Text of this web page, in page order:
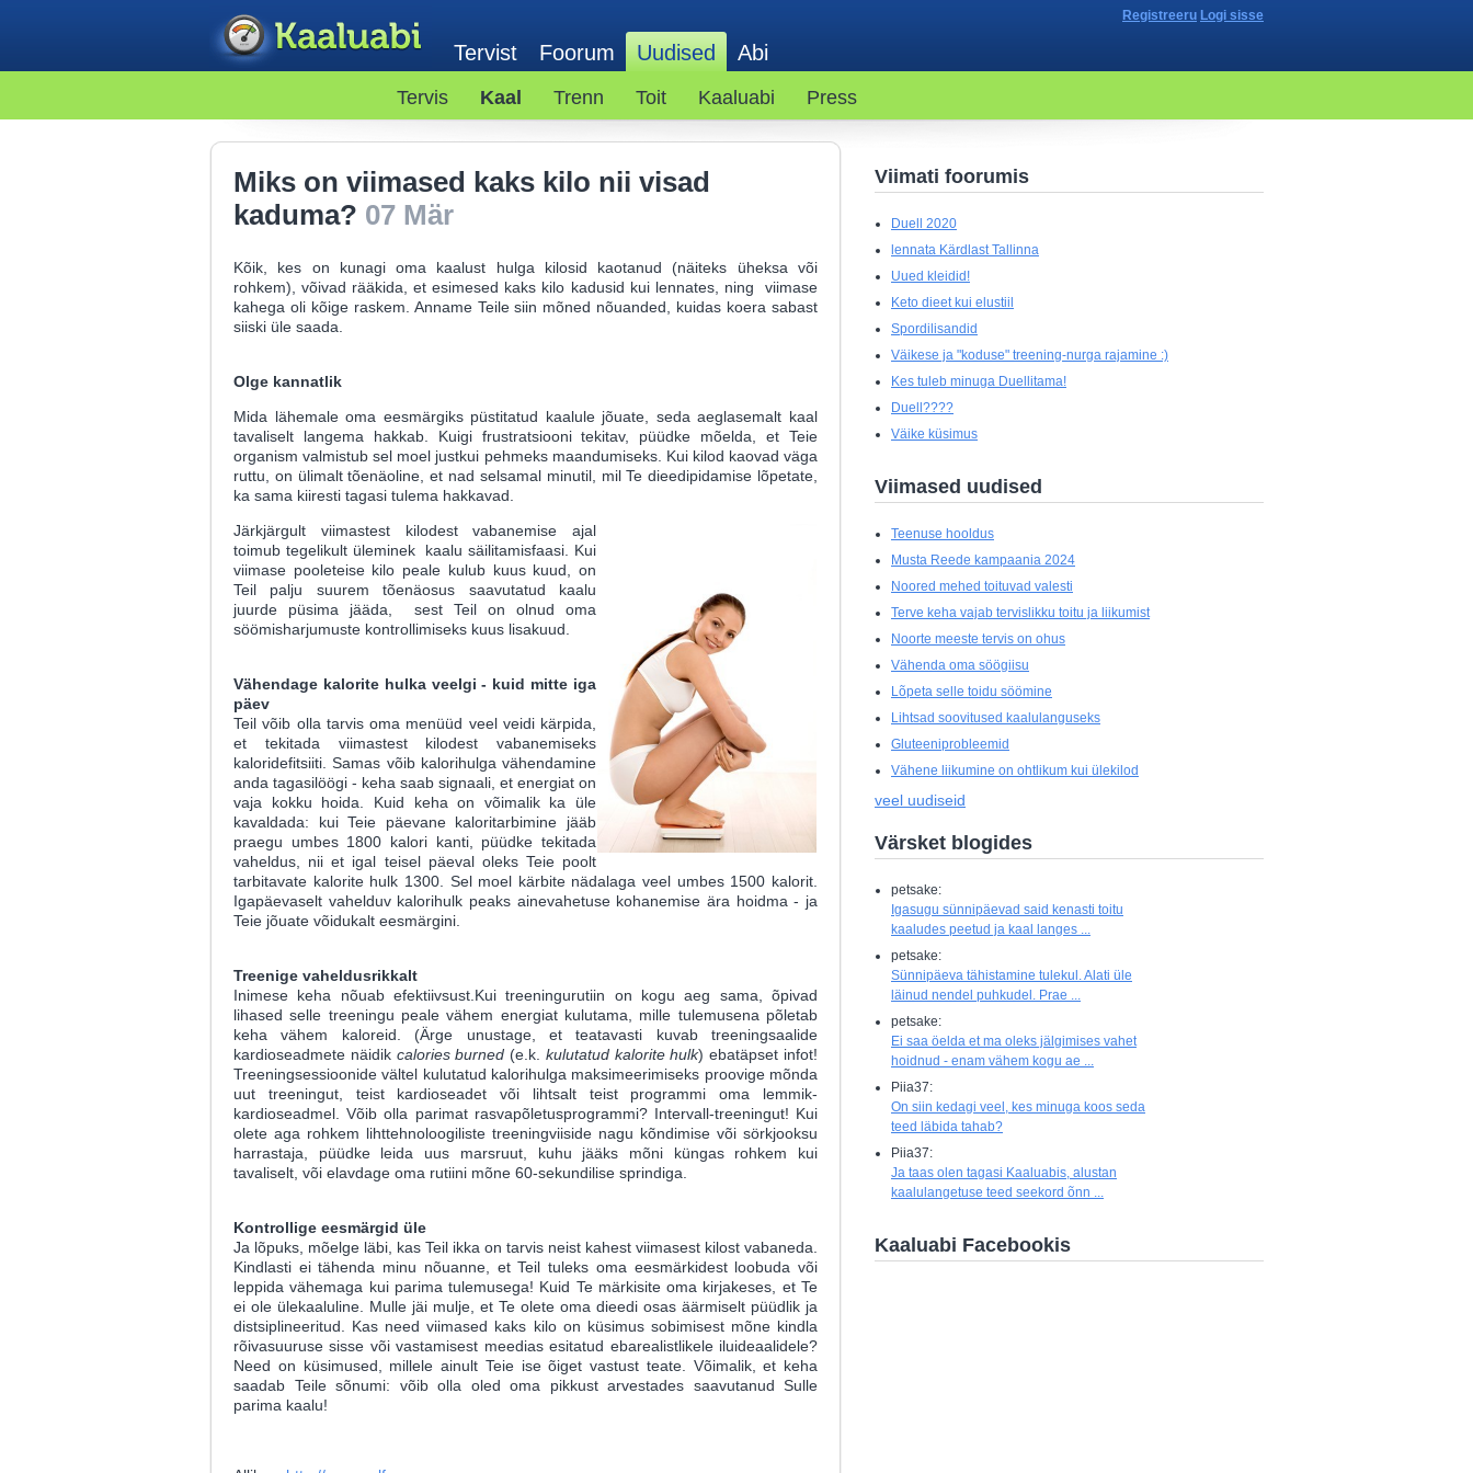
Registreeru Logi sisse
Tervist Foorum Uudised Abi
Tervis Kaal Trenn Toit Kaaluabi Press
Miks on viimased kaks kilo nii visad
kaduma? 07 Mär
Kõik, kes on kunagi oma kaalust hulga kilosid kaotanud (näiteks üheksa või
rohkem), võivad rääkida, et esimesed kaks kilo kadusid kui lennates, ning viimase
kahega oli kõige raskem. Anname Teile siin mõned nõuanded, kuidas koera sabast
siiski üle saada.
Olge kannatlik
Mida lähemale oma eesmärgiks püstitatud kaalule jõuate, seda aeglasemalt kaal
tavaliselt langema hakkab. Kuigi frustratsiooni tekitav, püüdke mõelda, et Teie
organism valmistub sel moel justkui pehmeks maandumiseks. Kui kilod kaovad väga
ruttu, on ülimalt tõenäoline, et nad selsamal minutil, mil Te dieedipidamise lõpetate,
ka sama kiiresti tagasi tulema hakkavad.
Järkjärgult viimastest kilodest vabanemise ajal
toimub tegelikult üleminek kaalu säilitamisfaasi. Kui
viimase pooleteise kilo peale kulub kuus kuud, on
Teil palju suurem tõenäosus saavutatud kaalu
juurde püsima jääda, sest Teil on olnud oma
söömisharjumuste kontrollimiseks kuus lisakuud.
Vähendage kalorite hulka veelgi - kuid mitte iga
päev
Teil võib olla tarvis oma menüüd veel veidi kärpida,
et tekitada viimastest kilodest vabanemiseks
kaloridefitsiiti. Samas võib kalorihulga vähendamine
anda tagasilöögi - keha saab signaali, et energiat on
vaja kokku hoida. Kuid keha on võimalik ka üle
kavaldada: kui Teie päevane kaloritarbimine jääb
praegu umbes 1800 kalori kanti, püüdke tekitada
vaheldus, nii et igal teisel päeval oleks Teie poolt
tarbitavate kalorite hulk 1300. Sel moel kärbite nädalaga veel umbes 1500 kalorit.
Igapäevaselt vahelduv kalorihulk peaks ainevahetuse kohanemise ära hoidma - ja
Teie jõuate võidukalt eesmärgini.
Treenige vaheldusrikkalt
Inimese keha nõuab efektiivsust.Kui treeningurutiin on kogu aeg sama, õpivad
lihased selle treeningu peale vähem energiat kulutama, mille tulemusena põletab
keha vähem kaloreid. (Ärge unustage, et teatavasti kuvab treeningsaalide
kardioseadmete näidik calories burned (e.k. kulutatud kalorite hulk) ebatäpset infot!
Treeningsessioonide vältel kulutatud kalorihulga maksimeerimiseks proovige mõnda
uut treeningut, teist kardioseadet või lihtsalt teist programmi oma lemmik-
kardioseadmel. Võib olla parimat rasvapõletusprogrammi? Intervall-treeningut! Kui
olete aga rohkem lihttehnoloogiliste treeningviiside nagu kõndimise või sörkjooksu
harrastaja, püüdke leida uus marsruut, kuhu jääks mõni küngas rohkem kui
tavaliselt, või elavdage oma rutiini mõne 60-sekundilise sprindiga.
Kontrollige eesmärgid üle
Ja lõpuks, mõelge läbi, kas Teil ikka on tarvis neist kahest viimasest kilost vabaneda.
Kindlasti ei tähenda minu nõuanne, et Teil tuleks oma eesmärkidest loobuda või
leppida vähemaga kui parima tulemusega! Kuid Te märkisite oma kirjakeses, et Te
ei ole ülekaaluline. Mulle jäi mulje, et Te olete oma dieedi osas äärmiselt püüdlik ja
distsiplineeritud. Kas need viimased kaks kilo on küsimus sobimisest mõne kindla
rõivasuuruse sisse või vastamisest meedias esitatud ebarealistlikele iluideaalidele?
Need on küsimused, millele ainult Teie ise õiget vastust teate. Võimalik, et keha
saadab Teile sõnumi: võib olla oled oma pikkust arvestades saavutanud Sulle
parima kaalu!
Viimati foorumis
Duell 2020
lennata Kärdlast Tallinna
Uued kleidid!
Keto dieet kui elustiil
Spordilisandid
Väikese ja "koduse" treening-nurga rajamine :)
Kes tuleb minuga Duellitama!
Duell????
Väike küsimus
Viimased uudised
Teenuse hooldus
Musta Reede kampaania 2024
Noored mehed toituvad valesti
Terve keha vajab tervislikku toitu ja liikumist
Noorte meeste tervis on ohus
Vähenda oma söögiisu
Lõpeta selle toidu söömine
Lihtsad soovitused kaalulanguseks
Gluteeniprobleemid
Vähene liikumine on ohtlikum kui ülekilod
veel uudiseid
Värsket blogides
petsake:
Igasugu sünnipäevad said kenasti toitu
kaaludes peetud ja kaal langes ...
petsake:
Sünnipäeva tähistamine tulekul. Alati üle
läinud nendel puhkudel. Prae ...
petsake:
Ei saa öelda et ma oleks jälgimises vahet
hoidnud - enam vähem kogu ae ...
Piia37:
On siin kedagi veel, kes minuga koos seda
teed läbida tahab?
Piia37:
Ja taas olen tagasi Kaaluabis, alustan
kaalulangetuse teed seekord õnn ...
Kaaluabi Facebookis